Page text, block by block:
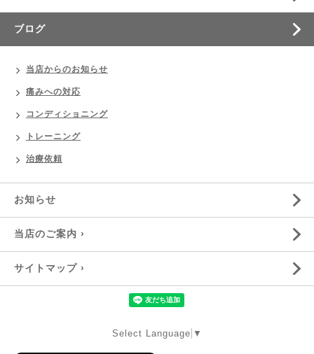
ブログ
当店からのお知らせ
痛みへの対応
コンディショニング
トレーニング
治療依頼
お知らせ
当店のご案内 ›
サイトマップ ›
Select Language ▼